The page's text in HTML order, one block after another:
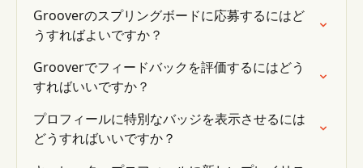
Grooverのスプリングボードに応募するにはど
うすればよいですか？
Grooverでフィードバックを評価するにはどう
すればいいですか？
プロフィールに特別なバッジを表示させるには
どうすればいいですか？